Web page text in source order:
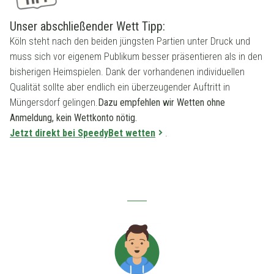
Unser abschließender Wett Tipp:
Köln steht nach den beiden jüngsten Partien unter Druck und
muss sich vor eigenem Publikum besser präsentieren als in den
bisherigen Heimspielen. Dank der vorhandenen individuellen
Qualität sollte aber endlich ein überzeugender Auftritt in
Müngersdorf gelingen. Dazu empfehlen wir Wetten ohne
Anmeldung, kein Wettkonto nötig.
Jetzt direkt bei SpeedyBet wetten